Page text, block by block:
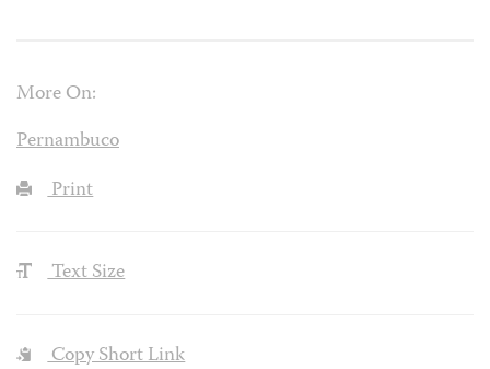
More On:
Pernambuco
Print
Text Size
Copy Short Link